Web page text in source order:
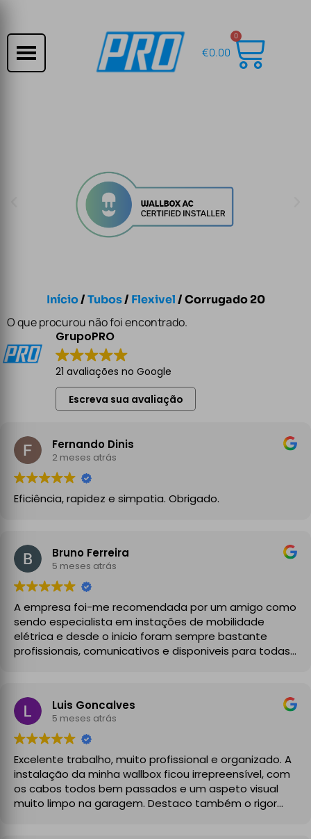
€0.00
0
Início/Tubos/ Flexivel/ Corrugado 20
O que procurou não foi encontrado.
GrupoPRO
21 avaliações no Google
Escreva sua avaliação
Fernando Dinis
2 meses atrás
Eficiência, rapidez e simpatia. Obrigado.
Bruno Ferreira
5 meses atrás
A empresa foi-me recomendada por um amigo como
sendo especialista em instações de mobilidade
elétrica e desde o inicio foram sempre bastante
profissionais, comunicativos e disponiveis para todas
A instalação de tomada reforçada em garagem
partilhada correu na perfeição e nos prazos
combinados, sendo que fizeram toda a limpeza e
explicações necessárias. Recomendado
Luis Goncalves
5 meses atrás
Excelente trabalho, muito profissional e organizado. A
instalação da minha wallbox ficou irrepreensível, com
os cabos todos bem passados e um aspeto visual
muito limpo na garagem. Destaco também o rigor